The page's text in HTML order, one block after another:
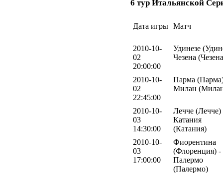
6 тур Итальянской
Дата игры Матч
2010-10-
02
20:00:00
Удинезе
Чезена
2010-10-
02
22:45:00
Парма
Милан
2010-10-
03
14:30:00
Лечче (Лечче)
Катания
(Катания)
2010-10-
03
17:00:00
Фиорентина
(Флоренция) -
Палермо
(Палермо)